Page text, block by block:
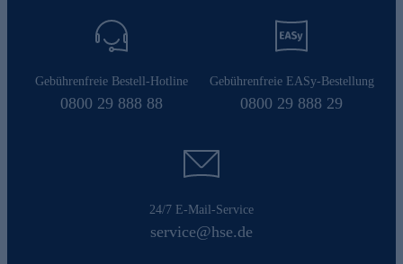
Gebührenfreie Bestell-Hotline
0800 29 888 88
Gebührenfreie EASy-Bestellung
0800 29 888 29
24/7 E-Mail-Service
service@hse.de